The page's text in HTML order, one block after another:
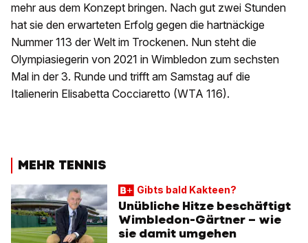
mehr aus dem Konzept bringen. Nach gut zwei Stunden
hat sie den erwarteten Erfolg gegen die hartnäckige
Nummer 113 der Welt im Trockenen. Nun steht die
Olympiasiegerin von 2021 in Wimbledon zum sechsten
Mal in der 3. Runde und trifft am Samstag auf die
Italienerin Elisabetta Cocciaretto (WTA 116).
MEHR TENNIS
Gibts bald Kakteen?
Unübliche Hitze beschäftigt
Wimbledon-Gärtner – wie
sie damit umgehen